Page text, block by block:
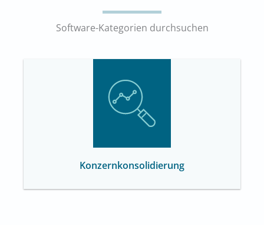
Software-Kategorien durchsuchen
Konzernkonsolidierung